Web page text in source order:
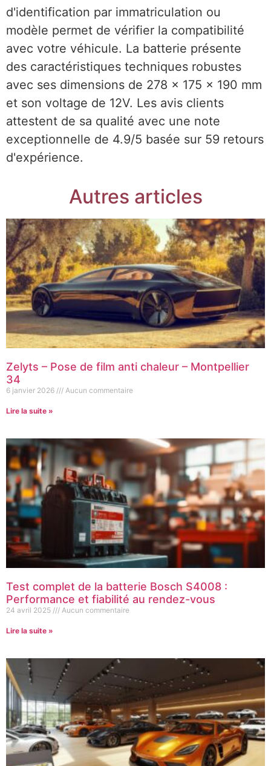
d'identification par immatriculation ou
modèle permet de vérifier la compatibilité
avec votre véhicule. La batterie présente
des caractéristiques techniques robustes
avec ses dimensions de 278 x 175 x 190 mm
et son voltage de 12V. Les avis clients
attestent de sa qualité avec une note
exceptionnelle de 4.9/5 basée sur 59 retours
d'expérience.
Autres articles
Zelyts – Pose de film anti chaleur – Montpellier
34
6 janvier 2026 Aucun commentaire
Lire la suite »
Test complet de la batterie Bosch S4008 :
Performance et fiabilité au rendez-vous
24 avril 2025 Aucun commentaire
Lire la suite »